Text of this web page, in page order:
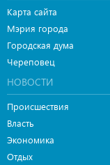
Карта сайта
Мэрия города
Городская дума
Череповец
НОВОСТИ
Происшествия
Власть
Экономика
Отдых